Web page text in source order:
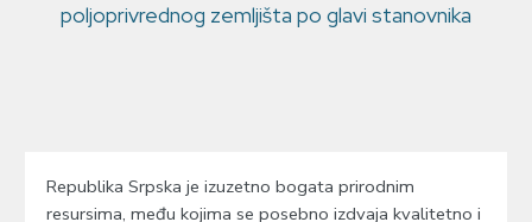
poljoprivrednog zemljišta po glavi stanovnika
Republika Srpska je izuzetno bogata prirodnim
resursima, među kojima se posebno izdvaja kvalitetno i